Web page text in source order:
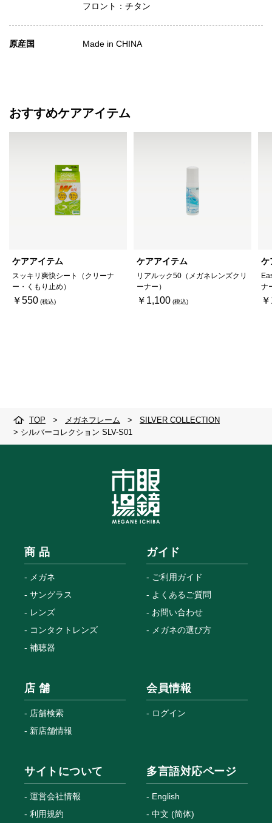
フロント：チタン
原産国 Made in CHINA
おすすめケアアイテム
ケアアイテム
スッキリ爽快シート（クリーナ
ー・くもり止め）
￥550
ケアアイテム
リアルック50（メガネレンズクリ
ーナー）
￥1,100
ケ
ナ
TOP > メガネフレーム >
SILVER COLLECTION
> シルバーコレクション SLV-S01
商 品
メガネ
サングラス
レンズ
コンタクトレンズ
補聴器
ガイド
ご利用ガイド
よくあるご質問
お問い合わせ
メガネの選び方
店 舗
店舗検索
新店舗情報
会員情報
ログイン
サイトについて
運営会社情報
利用規約
多言語対応ページ
English
中文 (简体)